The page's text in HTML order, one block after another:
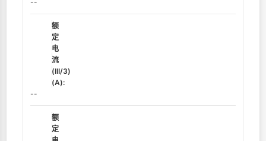
--
额
定
电
流
(III/3)
(A):
--
额
定